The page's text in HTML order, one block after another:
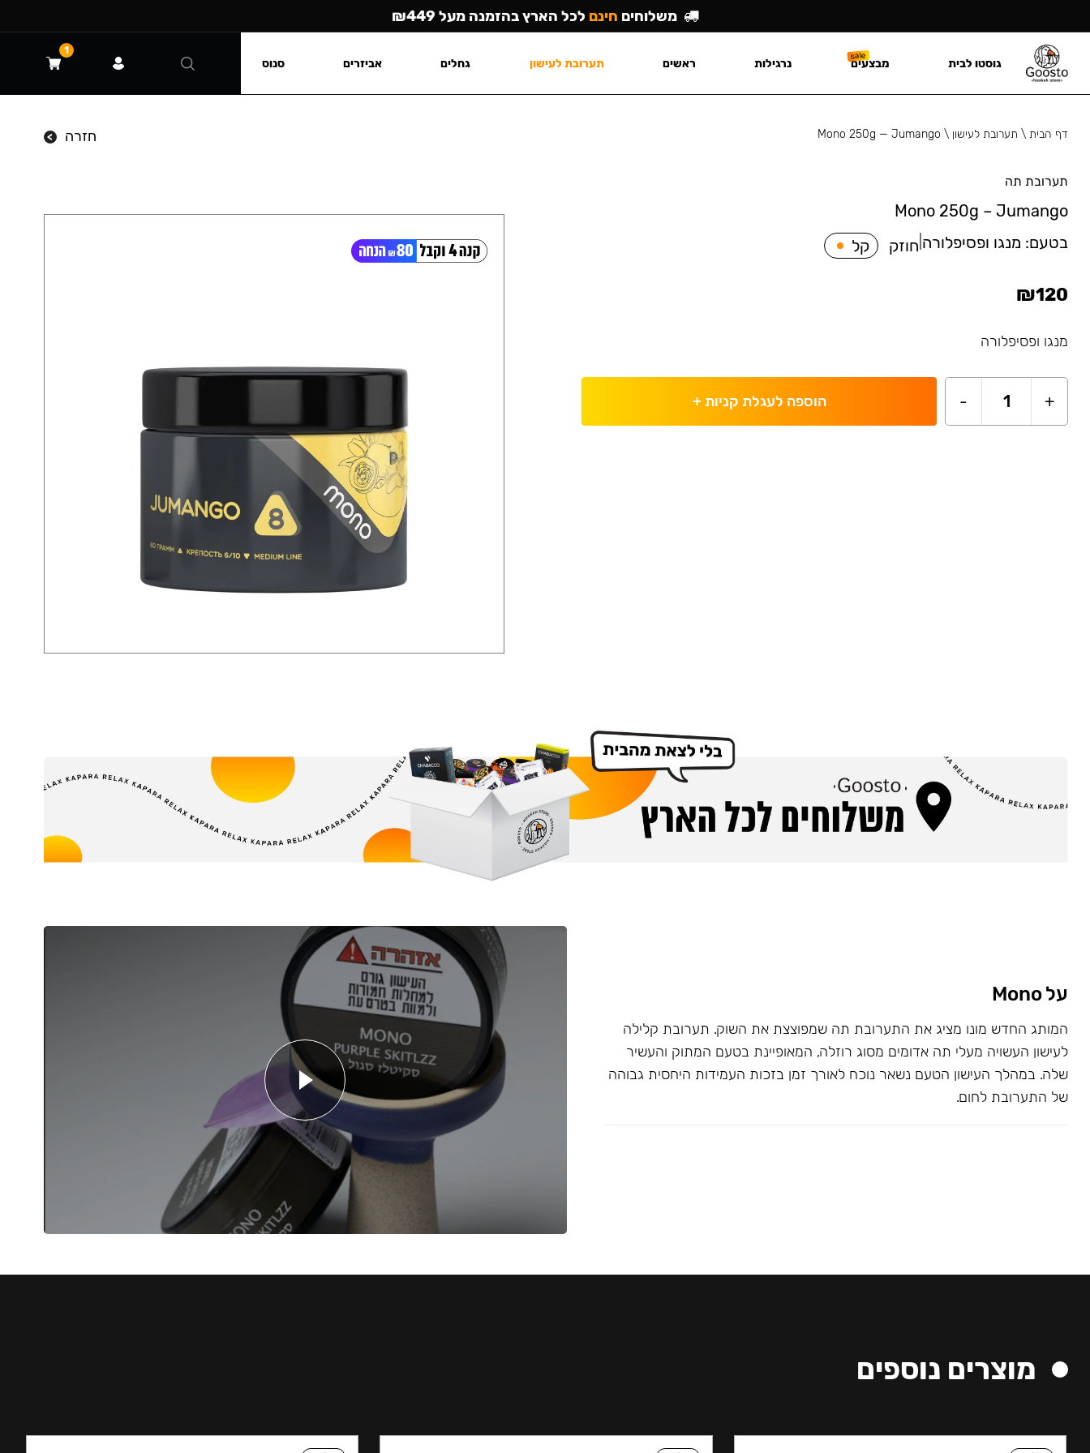
דף הבית\ תערובת לעישון \
Mono 250g — Jumango חזרה
תערובת תה
Mono 250g – Jumango
בטעם: מנגו ופסיפלורה חוזק קל
₪120
מנגו ופסיפלורה
+
1
- הוספה לעגלת קניות+
על Mono
המותג החדש מונו מציג את התערובת תה שמפוצצת את השוק. תערובת קלילה
לעישון העשויה מעלי תה אדומים מסוג רוזלה, המאופיינת בטעם המתוק והעשיר
שלה. במהלך העישון הטעם נשאר נוכח לאורך זמן בזכות העמידות היחסית גבוהה
של התערובת לחום.
מוצרים נוספים
משלוחים חינם לכל הארץ בהזמנה מעל ₪449
גוסטו לבית מבצעים נרגילות ראשים תערובת לעישון גחלים אביזרים סנוס
1